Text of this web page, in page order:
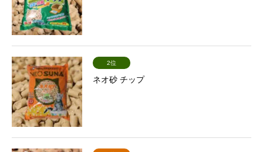
2位
ネオ砂 チップ